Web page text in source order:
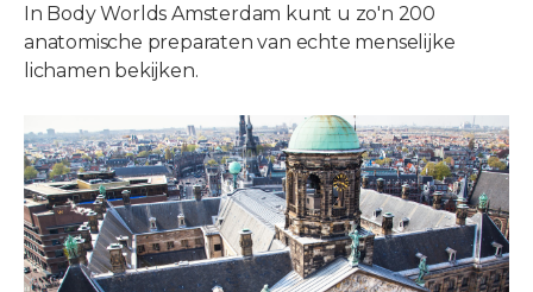
In Body Worlds Amsterdam kunt u zo'n 200
anatomische preparaten van echte menselijke
lichamen bekijken.